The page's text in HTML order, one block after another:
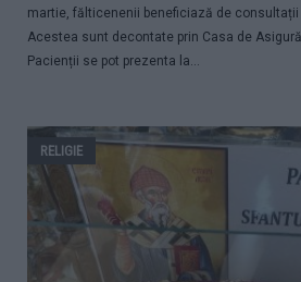
martie, fălticenenii beneficiază de
Acestea sunt decontate prin Casa de
Pacienții se pot prezenta la...
RELIGIE